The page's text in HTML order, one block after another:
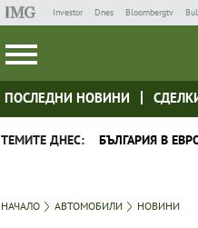
Investor Dnes Bloombergtv
ПОСЛЕДНИ НОВИНИ
ТЕМИТЕ ДНЕС: БЪЛГАРИЯ В
НАЧАЛО АВТОМОБИЛИ НОВИНИ